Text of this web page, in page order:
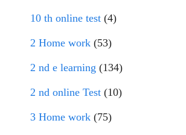
10 th online test (4)
2 Home work (53)
2 nd e learning (134)
2 nd online Test (10)
3 Home work (75)